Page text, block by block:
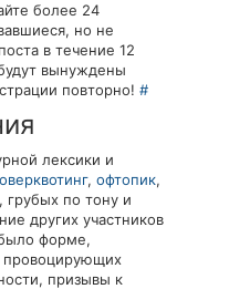
более 24
но не
в течение 12
вынуждены
повторно! #
лексики и
оверквотинг, офтопик,
грубых по тону и
других участников
форме,
провоцирующих
призывы к